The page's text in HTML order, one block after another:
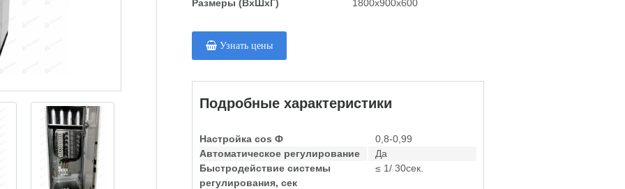
Размеры (ВхШхГ)
1800х900х600
Узнать цены
Подробные характеристики
Настройка cos Ф
0,8-0,99
Автоматическое регулирование
Да
Быстродействие системы
регулирования, сек
≤ 1/ 30сек.